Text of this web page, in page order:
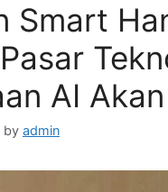
Smart
AI
by admin